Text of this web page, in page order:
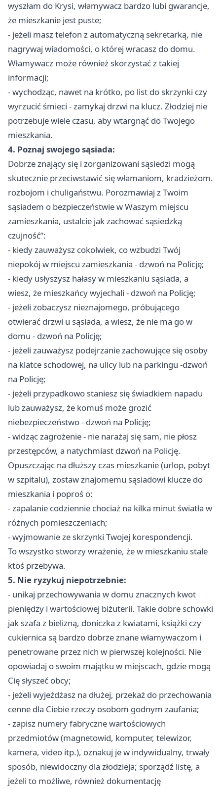
wyszłam do Krysi, włamywacz bardzo lubi gwarancje,
że mieszkanie jest puste;
- jeżeli masz telefon z automatyczną sekretarką, nie
nagrywaj wiadomości, o której wracasz do domu.
Włamywacz może również skorzystać z takiej
informacji;
- wychodząc, nawet na krótko, po list do skrzynki czy
wyrzucić śmieci - zamykaj drzwi na klucz. Złodziej nie
potrzebuje wiele czasu, aby wtargnąć do Twojego
mieszkania.
4. Poznaj swojego sąsiada:
Dobrze znający się i zorganizowani sąsiedzi mogą
skutecznie przeciwstawić się włamaniom, kradzieżom.
rozbojom i chuligaństwu. Porozmawiaj z Twoim
sąsiadem o bezpieczeństwie w Waszym miejscu
zamieszkania, ustalcie jak zachować sąsiedzką
czujność”:
- kiedy zauważysz cokolwiek, co wzbudzi Twój
niepokój w miejscu zamieszkania - dzwoń na Policję;
- kiedy usłyszysz hałasy w mieszkaniu sąsiada, a
wiesz, że mieszkańcy wyjechali - dzwoń na Policję;
- jeżeli zobaczysz nieznajomego, próbującego
otwierać drzwi u sąsiada, a wiesz, że nie ma go w
domu - dzwoń na Policję;
- jeżeli zauważysz podejrzanie zachowujące się osoby
na klatce schodowej, na ulicy lub na parkingu -dzwoń
na Policję;
- jeżeli przypadkowo staniesz się świadkiem napadu
lub zauważysz, że komuś może grozić
niebezpieczeństwo - dzwoń na Policję;
- widząc zagrożenie - nie narażaj się sam, nie płosz
przestępców, a natychmiast dzwoń na Policję.
Opuszczając na dłuższy czas mieszkanie (urlop, pobyt
w szpitalu), zostaw znajomemu sąsiadowi klucze do
mieszkania i poproś o:
- zapalanie codziennie chociaż na kilka minut światła w
różnych pomieszczeniach;
- wyjmowanie ze skrzynki Twojej korespondencji.
To wszystko stworzy wrażenie, że w mieszkaniu stale
ktoś przebywa.
5. Nie ryzykuj niepotrzebnie:
- unikaj przechowywania w domu znacznych kwot
pieniędzy i wartościowej biżuterii. Takie dobre schowki
jak szafa z bielizną, doniczka z kwiatami, książki czy
cukiernica są bardzo dobrze znane włamywaczom i
penetrowane przez nich w pierwszej kolejności. Nie
opowiadaj o swoim majątku w miejscach, gdzie mogą
Cię słyszeć obcy;
- jeżeli wyjeżdżasz na dłużej, przekaż do przechowania
cenne dla Ciebie rzeczy osobom godnym zaufania;
- zapisz numery fabryczne wartościowych
przedmiotów (magnetowid, komputer, telewizor,
kamera, video itp.), oznakuj je w indywidualny, trwały
sposób, niewidoczny dla złodzieja; sporządź listę, a
jeżeli to możliwe, również dokumentację